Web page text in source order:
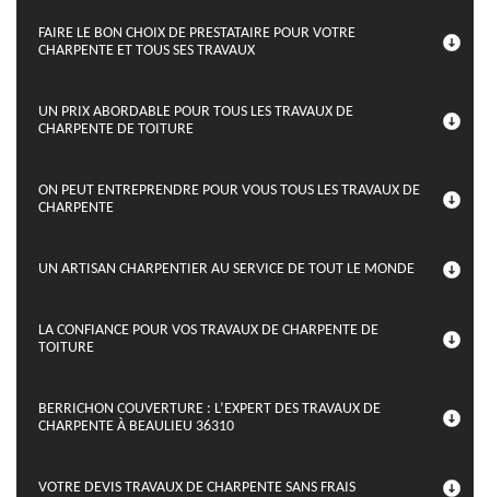
FAIRE LE BON CHOIX DE PRESTATAIRE POUR VOTRE
CHARPENTE ET TOUS SES TRAVAUX
UN PRIX ABORDABLE POUR TOUS LES TRAVAUX DE
CHARPENTE DE TOITURE
ON PEUT ENTREPRENDRE POUR VOUS TOUS LES TRAVAUX DE
CHARPENTE
UN ARTISAN CHARPENTIER AU SERVICE DE TOUT LE MONDE
LA CONFIANCE POUR VOS TRAVAUX DE CHARPENTE DE
TOITURE
BERRICHON COUVERTURE : L’EXPERT DES TRAVAUX DE
CHARPENTE À BEAULIEU 36310
VOTRE DEVIS TRAVAUX DE CHARPENTE SANS FRAIS